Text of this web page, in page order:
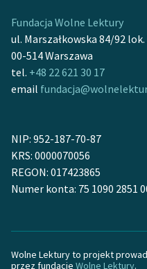
Fundacja Wolne Lektury
ul. Marszałkowska 84/92 lok.
00-514 Warszawa
tel. +48 22 621 30 17
email
NIP: 952-187-70-87
KRS: 0000070056
REGON: 017423865
Numer konta: 75 1090 2851
Wolne Lektury to projekt
przez fundację Wolne Lektury.